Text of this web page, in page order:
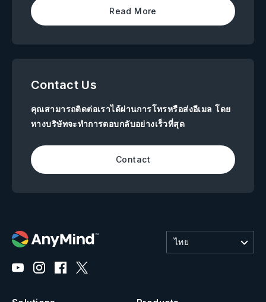
Read More
Contact Us
คุณสามารถติดต่อเราได้ผ่านการโทรหรือส่งอีเมล โดย
ทางบริษัทจะทำการตอบกลับอย่างเร็วที่สุด
Contact
ไทย